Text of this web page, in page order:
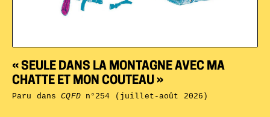
« SEULE DANS LA MONTAGNE AVEC MA
CHATTE ET MON COUTEAU »
Paru dansCQFDn°254 (juillet-août 2026)